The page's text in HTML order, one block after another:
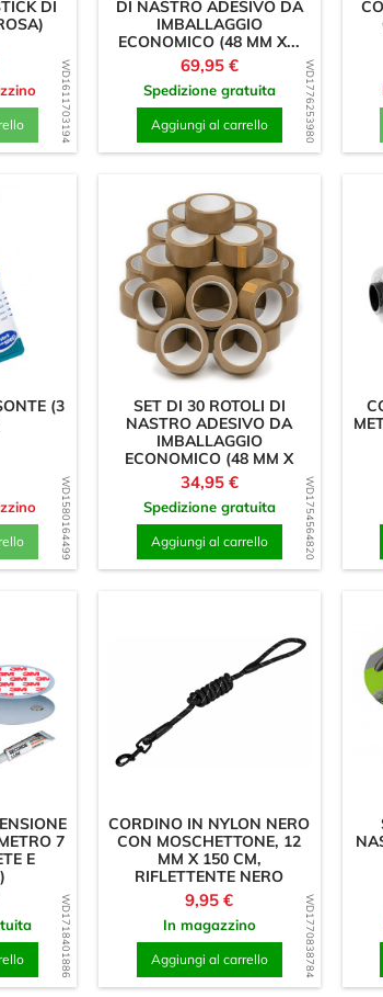
WD1611703194
DI
WD1776253980
DI NASTRO ADESIVO DA
IMBALLAGGIO
ECONOMICO (48 MM X...
Prezzo
69,95 €
Spedizione gratuita
Aggiungi al carrello
WD1580164499
(3
WD1754564820
SET DI 30 ROTOLI DI
NASTRO ADESIVO DA
IMBALLAGGIO
ECONOMICO (48 MM X
50...
Prezzo
34,95 €
Spedizione gratuita
Aggiungi al carrello
WD1718401886
7
E
WD1770838784
CORDINO IN NYLON NERO
CON MOSCHETTONE, 12
MM X 150 CM,
RIFLETTENTE NERO
Prezzo
9,95 €
In magazzino
Aggiungi al carrello